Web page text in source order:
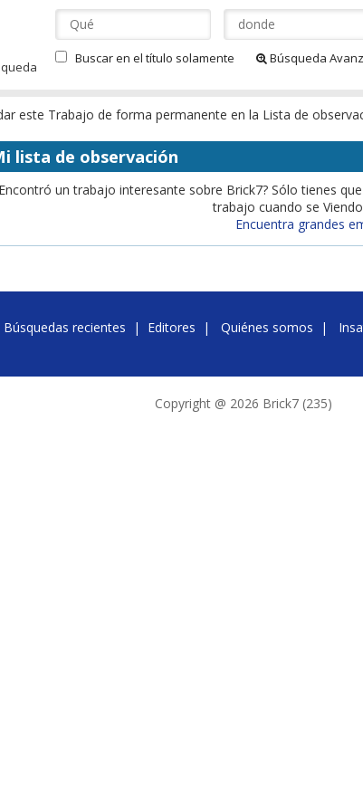
Buscar en el título solamente Búsqueda
este Trabajo de forma permanente en la Lista de
lista de observación
Encontró un trabajo interesante sobre Brick7? Sólo tienes
trabajo cuando se
Encuentra grandes
Búsquedas recientes | Editores | Quiénes somos |
Copyright @ 2026 Brick7 (235)